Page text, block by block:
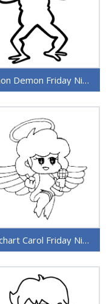
Lemon Demon Friday Night Funkin
Hellchart Carol Friday Night Funkin